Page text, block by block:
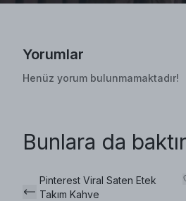
Yorumlar
Henüz yorum bulunmamaktadır!
Bunlara da
Pinterest Viral Saten Etek
Takım Kahve